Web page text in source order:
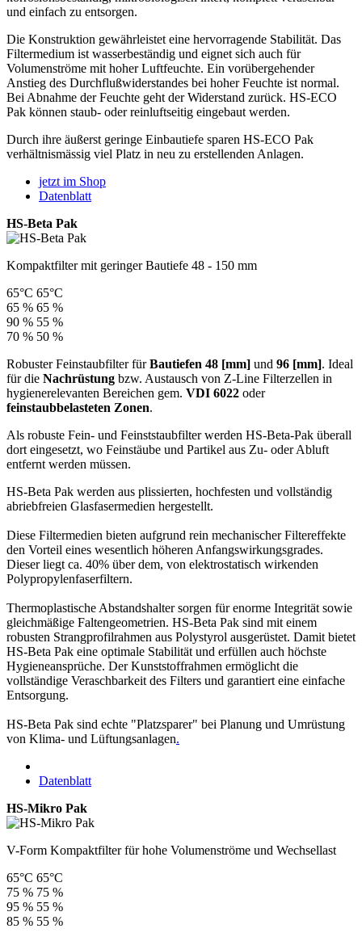
und einfach zu entsorgen.
Die Konstruktion gewährleistet eine hervorragende Stabilität. Das
Filtermedium ist wasserbeständig und eignet sich auch für
Volumenströme mit hoher Luftfeuchte. Ein vorübergehender
Anstieg des Durchflußwiderstandes bei hoher Feuchte ist normal.
Bei Abnahme der Feuchte geht der Widerstand zurück. HS-ECO
Pak können staub- oder reinluftseitig eingebaut werden.
Durch ihre äußerst geringe Einbautiefe sparen HS-ECO Pak
verhältnismässig viel Platz in neu zu erstellenden Anlagen.
jetzt im Shop
Datenblatt
HS-Beta Pak
Kompaktfilter mit geringer Bautiefe 48 - 150 mm
65°C 65°C
65 % 65 %
90 % 55 %
70 % 50 %
Robuster Feinstaubfilter fürBautiefen 48 [mm] und 96 [mm]. Ideal
für die Nachrüstung bzw. Austausch von Z-Line Filterzellen in
hygienerelevanten Bereichen gem. VDI 6022 oder
feinstaubbelasteten Zonen.
Als robuste Fein- und Feinststaubfilter werden HS-Beta-Pak überall
dort eingesetzt, wo Feinstäube und Partikel aus Zu- oder Abluft
entfernt werden müssen.
HS-Beta Pak werden aus plissierten, hochfesten und vollständig
abriebfreien Glasfasermedien hergestellt.
Diese Filtermedien bieten aufgrund rein mechanischer Filtereffekte
den Vorteil eines wesentlich höheren Anfangswirkungsgrades.
Dieser liegt ca. 40% über dem, von elektrostatisch wirkenden
Polypropylenfaserfiltern.
Thermoplastische Abstandshalter sorgen für enorme Integrität sowie
gleichmäßige Faltengeometrien. HS-Beta Pak sind mit einem
robusten Strangprofilrahmen aus Polystyrol ausgerüstet. Damit bietet
HS-Beta Pak eine optimale Stabilität und erfüllen auch höchste
Hygieneansprüche. Der Kunststoffrahmen ermöglicht die
vollständige Veraschbarkeit des Filters und garantiert eine einfache
Entsorgung.
HS-Beta Pak sind echte "Platzsparer" bei Planung und Umrüstung
von Klima- und Lüftungsanlagen.
Datenblatt
HS-Mikro Pak
V-Form Kompaktfilter für hohe Volumenströme und Wechsellast
65°C 65°C
75 % 75 %
95 % 55 %
85 % 55 %